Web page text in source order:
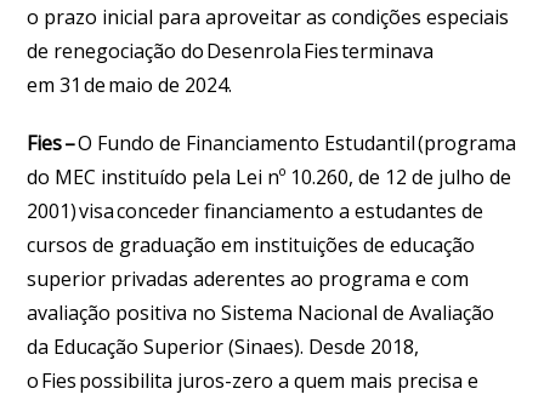
o prazo inicial para aproveitar as condições especiais
de renegociação do Desenrola Fies terminava
em 31 de maio de 2024.
Fies–O Fundo de Financiamento Estudantil (programa
do MEC instituído pela Lei nº 10.260, de 12 de julho de
2001) visa conceder financiamento a estudantes de
cursos de graduação em instituições de educação
superior privadas aderentes ao programa e com
avaliação positiva no Sistema Nacional de Avaliação
da Educação Superior (Sinaes). Desde 2018,
o Fies possibilita juros-zero a quem mais precisa e